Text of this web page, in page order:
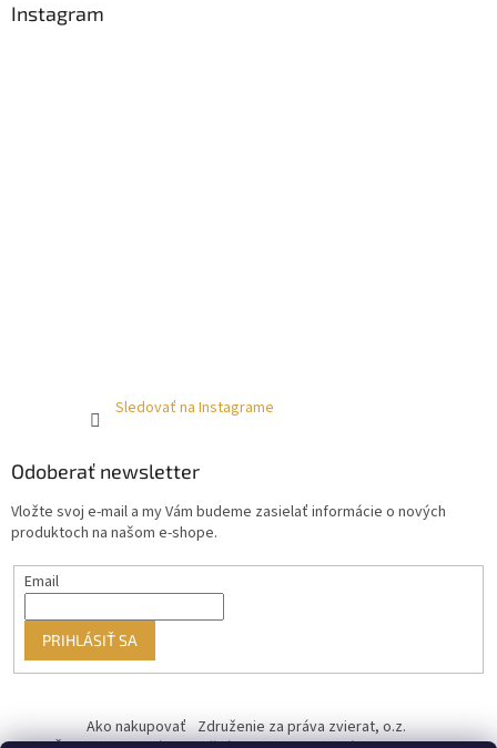
Instagram
Sledovať na Instagrame
Odoberať newsletter
Vložte svoj e-mail a my Vám budeme zasielať informácie o nových
produktoch na našom e-shope.
Email
PRIHLÁSIŤ SA
Ako nakupovať Združenie za práva zvierat, o.z.